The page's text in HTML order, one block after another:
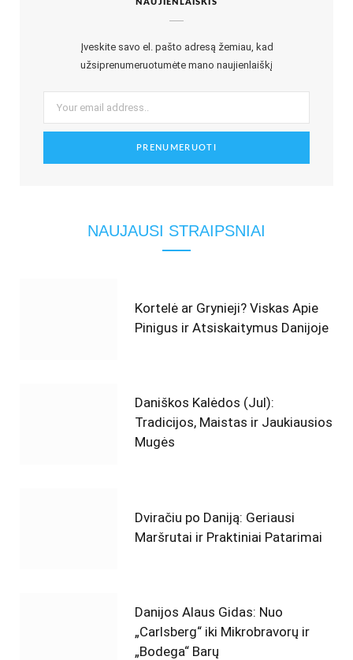
NAUJIENLAIŠKIS
Įveskite savo el. pašto adresą žemiau, kad
užsiprenumeruotumėte mano naujienlaiškį
NAUJAUSI STRAIPSNIAI
Kortelė ar Grynieji? Viskas Apie
Pinigus ir Atsiskaitymus Danijoje
Daniškos Kalėdos (Jul):
Tradicijos, Maistas ir Jaukiausios
Mugės
Dviračiu po Daniją: Geriausi
Maršrutai ir Praktiniai Patarimai
Danijos Alaus Gidas: Nuo
„Carlsberg“ iki Mikrobravorų ir
„Bodega“ Barų